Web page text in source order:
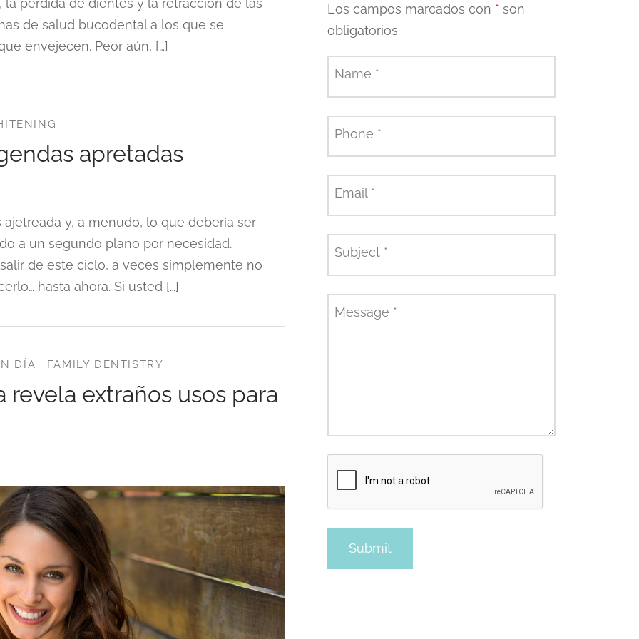
pérdida de dientes y la retracción de las
de salud bucodental a los que se
envejecen. Peor aún, […]
apretadas
y, a menudo, lo que debería ser
a un segundo plano por necesidad.
de este ciclo, a veces simplemente no
hasta ahora. Si usted […]
DÍA FAMILY DENTISTRY
extraños usos para
Los campos marcados con * son
obligatorios
Name *
Phone *
Email *
Subject *
Message *